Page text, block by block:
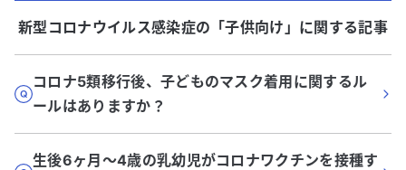
新型コロナウイルス感染症の「子供向け 」に関する記事
コロナ5類移行後、子どものマスク着用に関するル
ールはありますか？
生後6ヶ月～4歳の乳幼児がコロナワクチンを接種す